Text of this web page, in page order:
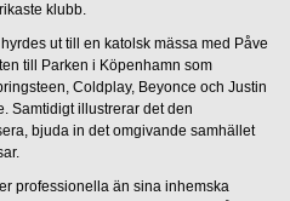
klubb.
ut till en katolsk mässa med Påve
till Parken i Köpenhamn som
Coldplay, Beyonce och Justin
Samtidigt illustrerar det den
bjuda in det omgivande samhället
professionella än sina inhemska